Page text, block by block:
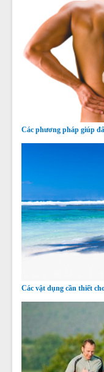
Các phương pháp giúp
Các vật dụng cần thiết